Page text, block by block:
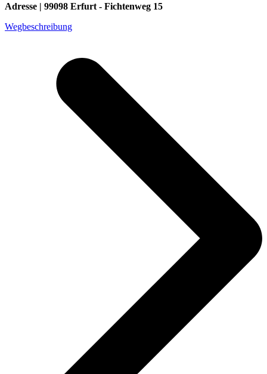
Adresse | 99098 Erfurt - Fichtenweg 15
Wegbeschreibung